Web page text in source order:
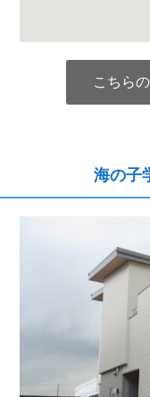
こちら
海の子